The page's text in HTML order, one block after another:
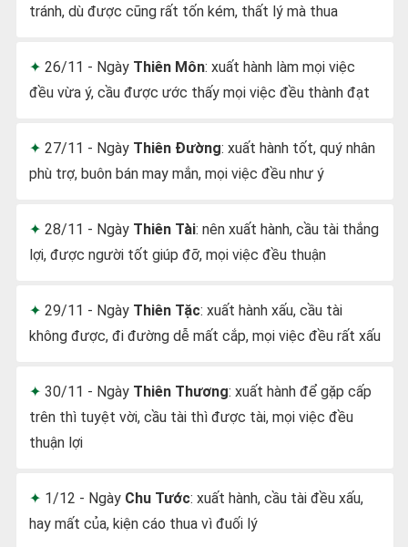
tránh, dù được cũng rất tốn kém, thất lý mà thua
26/11 - Ngày Thiên Môn: xuất hành làm mọi việc
đều vừa ý, cầu được ước thấy mọi việc đều thành đạt
27/11 - Ngày Thiên Đường: xuất hành tốt, quý nhân
phù trợ, buôn bán may mắn, mọi việc đều như ý
28/11 - Ngày Thiên Tài: nên xuất hành, cầu tài thắng
lợi, được người tốt giúp đỡ, mọi việc đều thuận
29/11 - Ngày Thiên Tặc: xuất hành xấu, cầu tài
không được, đi đường dễ mất cắp, mọi việc đều rất xấu
30/11 - Ngày Thiên Thương: xuất hành để gặp cấp
trên thì tuyệt vời, cầu tài thì được tài, mọi việc đều
thuận lợi
1/12 - Ngày Chu Tước: xuất hành, cầu tài đều xấu,
hay mất của, kiện cáo thua vì đuối lý